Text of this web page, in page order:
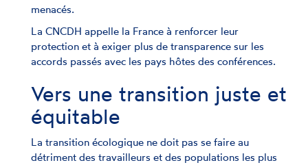
menacés.
La CNCDH appelle la France à renforcer leur
protection et à exiger plus de transparence sur les
accords passés avec les pays hôtes des conférences.
Vers une transition juste et
équitable
La transition écologique ne doit pas se faire au
détriment des travailleurs et des populations les plus